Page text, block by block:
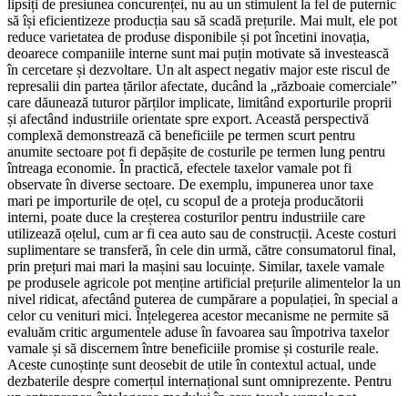
lipsiți de presiunea concurenței, nu au un stimulent la fel de puternic
să își eficientizeze producția sau să scadă prețurile. Mai mult, ele pot
reduce varietatea de produse disponibile și pot încetini inovația,
deoarece companiile interne sunt mai puțin motivate să investească
în cercetare și dezvoltare. Un alt aspect negativ major este riscul de
represalii din partea țărilor afectate, ducând la „războaie comerciale”
care dăunează tuturor părților implicate, limitând exporturile proprii
și afectând industriile orientate spre export. Această perspectivă
complexă demonstrează că beneficiile pe termen scurt pentru
anumite sectoare pot fi depășite de costurile pe termen lung pentru
întreaga economie. În practică, efectele taxelor vamale pot fi
observate în diverse sectoare. De exemplu, impunerea unor taxe
mari pe importurile de oțel, cu scopul de a proteja producătorii
interni, poate duce la creșterea costurilor pentru industriile care
utilizează oțelul, cum ar fi cea auto sau de construcții. Aceste costuri
suplimentare se transferă, în cele din urmă, către consumatorul final,
prin prețuri mai mari la mașini sau locuințe. Similar, taxele vamale
pe produsele agricole pot menține artificial prețurile alimentelor la un
nivel ridicat, afectând puterea de cumpărare a populației, în special a
celor cu venituri mici. Înțelegerea acestor mecanisme ne permite să
evaluăm critic argumentele aduse în favoarea sau împotriva taxelor
vamale și să discernem între beneficiile promise și costurile reale.
Aceste cunoștințe sunt deosebit de utile în contextul actual, unde
dezbaterile despre comerțul internațional sunt omniprezente. Pentru